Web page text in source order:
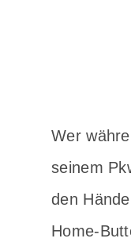
Wer
seinem
den
Home-